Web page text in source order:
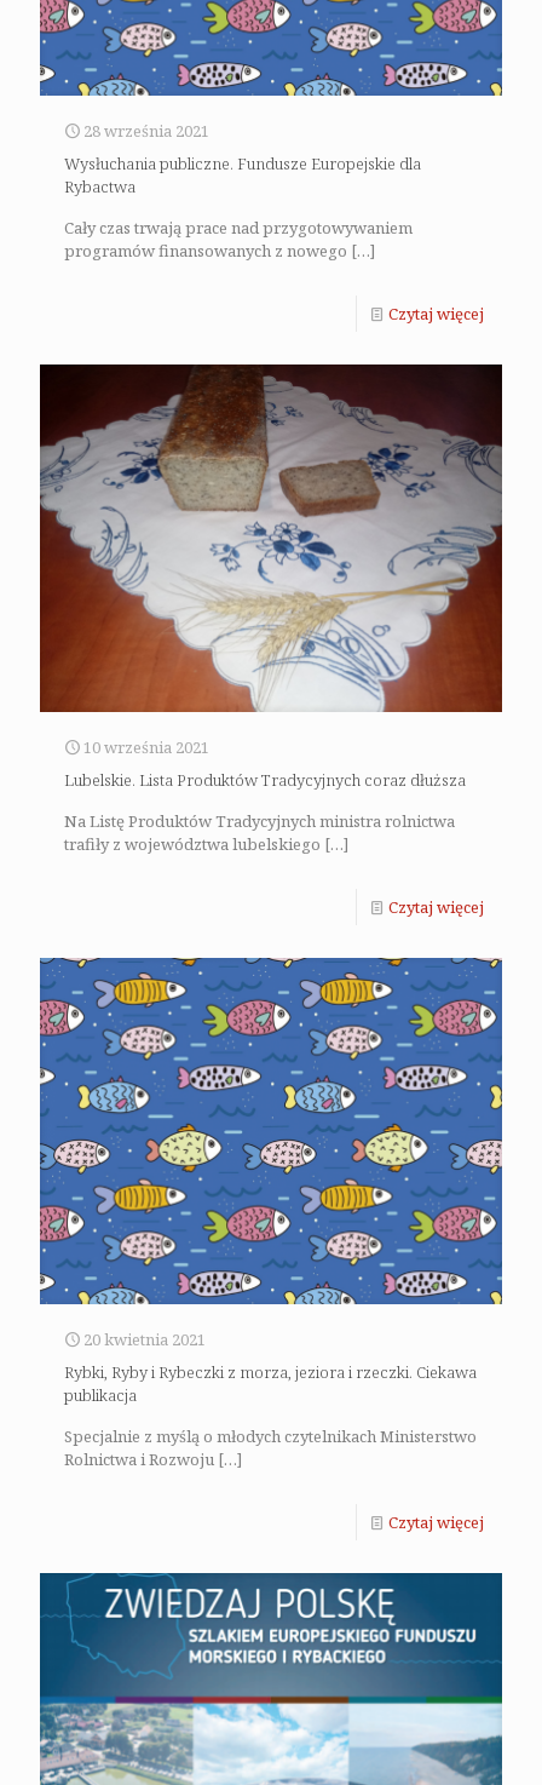
28 września 2021
Wysłuchania publiczne. Fundusze Europejskie dla
Rybactwa
Cały czas trwają prace nad przygotowywaniem
programów finansowanych z nowego […]
Czytaj więcej
10 września 2021
Lubelskie. Lista Produktów Tradycyjnych coraz dłuższa
Na Listę Produktów Tradycyjnych ministra rolnictwa
trafiły z województwa lubelskiego […]
Czytaj więcej
20 kwietnia 2021
Rybki, Ryby i Rybeczki z morza, jeziora i rzeczki. Ciekawa
publikacja
Specjalnie z myślą o młodych czytelnikach Ministerstwo
Rolnictwa i Rozwoju […]
Czytaj więcej